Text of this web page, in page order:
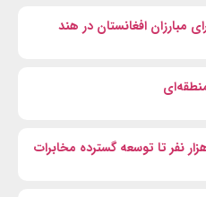
مبارزان افغانستان در هند